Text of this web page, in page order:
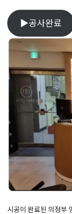
▶공사완료
시공이 완료된 의정부